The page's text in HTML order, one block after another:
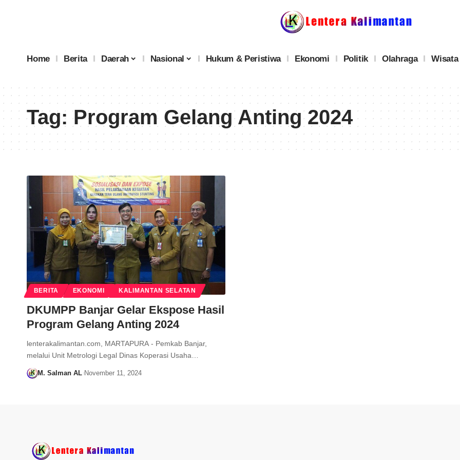
Home Berita Daerah Nasional Hukum & Peristiwa Ekonomi Politik Olahraga Wisata
Tag:Program Gelang Anting 2024
BERITA EKONOMI KALIMANTAN SELATAN
DKUMPP Banjar Gelar Ekspose Hasil
Program Gelang Anting 2024
lenterakalimantan.com, MARTAPURA - Pemkab Banjar,
melalui Unit Metrologi Legal Dinas Koperasi Usaha…
M. Salman AL November 11, 2024